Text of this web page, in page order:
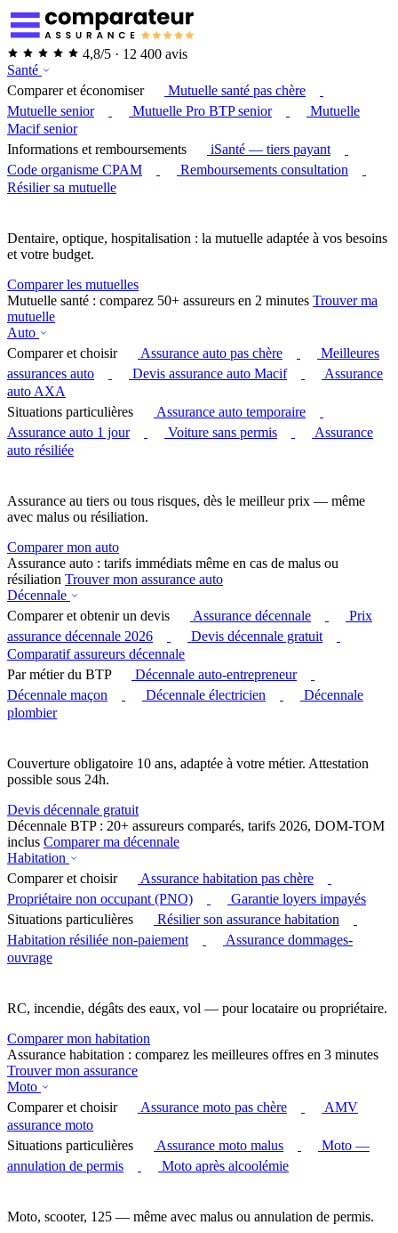
4,8/5 · 12 400 avis
Santé
Comparer et économiser
Mutuelle santé pas chère
Mutuelle senior
Mutuelle Pro BTP senior
Mutuelle
Macif senior
Informations et remboursements
iSanté — tiers payant
Code organisme CPAM
Remboursements consultation
Résilier sa mutuelle
Dentaire, optique, hospitalisation : la mutuelle adaptée à vos besoins
et votre budget.
Comparer les mutuelles
Mutuelle santé : comparez 50+ assureurs en 2 minutes Trouver ma
mutuelle
Auto
Comparer et choisir
Assurance auto pas chère
Meilleures
assurances auto
Devis assurance auto Macif
Assurance
auto AXA
Situations particulières
Assurance auto temporaire
Assurance auto 1 jour
Voiture sans permis
Assurance
auto résiliée
Assurance au tiers ou tous risques, dès le meilleur prix — même
avec malus ou résiliation.
Comparer mon auto
Assurance auto : tarifs immédiats même en cas de malus ou
résiliation Trouver mon assurance auto
Décennale
Comparer et obtenir un devis
Assurance décennale
Prix
assurance décennale 2026
Devis décennale gratuit
Comparatif assureurs décennale
Par métier du BTP
Décennale auto-entrepreneur
Décennale maçon
Décennale électricien
Décennale
plombier
Couverture obligatoire 10 ans, adaptée à votre métier. Attestation
possible sous 24h.
Devis décennale gratuit
Décennale BTP : 20+ assureurs comparés, tarifs 2026, DOM-TOM
inclus Comparer ma décennale
Habitation
Comparer et choisir
Assurance habitation pas chère
Propriétaire non occupant (PNO)
Garantie loyers impayés
Situations particulières
Résilier son assurance habitation
Habitation résiliée non-paiement
Assurance dommages-
ouvrage
RC, incendie, dégâts des eaux, vol — pour locataire ou propriétaire.
Comparer mon habitation
Assurance habitation : comparez les meilleures offres en 3 minutes
Trouver mon assurance
Moto
Comparer et choisir
Assurance moto pas chère
AMV
assurance moto
Situations particulières
Assurance moto malus
Moto —
annulation de permis
Moto après alcoolémie
Moto, scooter, 125 — même avec malus ou annulation de permis.